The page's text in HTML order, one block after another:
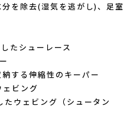
を除去(湿気を逃がし)、足室
たシューレース
する伸縮性のキーパー
ビング
ウェビング（シュータン